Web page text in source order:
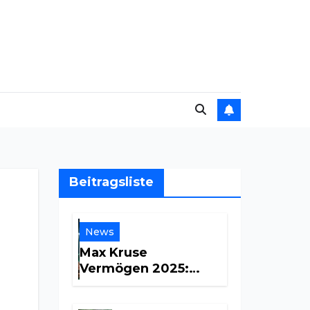
Beitragsliste
News
Max Kruse
Vermögen 2025: